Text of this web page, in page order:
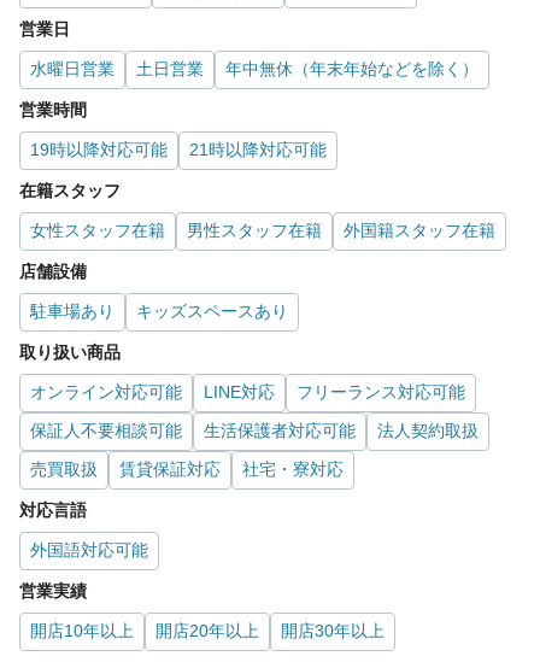
営業日
水曜日営業 土日営業 年中無休（年末年始などを除く）
営業時間
19時以降対応可能 21時以降対応可能
在籍スタッフ
女性スタッフ在籍 男性スタッフ在籍 外国籍スタッフ在籍
店舗設備
駐車場あり キッズスペースあり
取り扱い商品
オンライン対応可能 LINE対応
フリーランス対応可能
保証人不要相談可能
生活保護者対応可能
法人契約取扱
売買取扱
賃貸保証対応 社宅・寮対応
対応言語
外国語対応可能
営業実績
開店10年以上 開店20年以上 開店30年以上